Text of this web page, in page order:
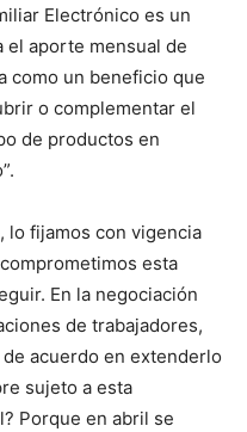
Electrónico es un
el aporte mensual de
como un beneficio que
o complementar el
de productos en
lo fijamos con vigencia
esta
En la negociación
de trabajadores,
acuerdo en extenderlo
sujeto a esta
Porque en abril se